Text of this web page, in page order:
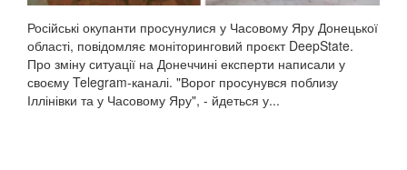
Російські окупанти просунулися у Часовому Яру Донецької
області, повідомляє моніторинговий проєкт DeepState.
Про зміну ситуації на Донеччині експерти написали у
своєму Telegram-каналі. "Ворог просунувся поблизу
Іллінівки та у Часовому Яру", - йдеться у...